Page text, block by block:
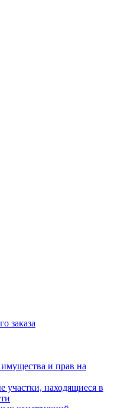
заказа
и прав на
участки, находящиеся в